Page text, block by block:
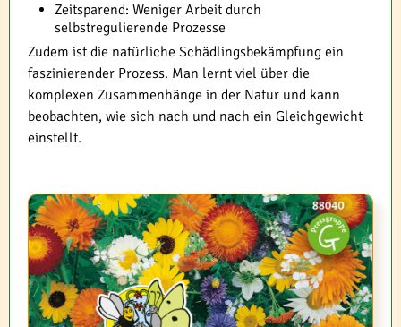
Zeitsparend: Weniger Arbeit durch
selbstregulierende Prozesse
Zudem ist die natürliche Schädlingsbekämpfung ein
faszinierender Prozess. Man lernt viel über die
komplexen Zusammenhänge in der Natur und kann
beobachten, wie sich nach und nach ein Gleichgewicht
einstellt.